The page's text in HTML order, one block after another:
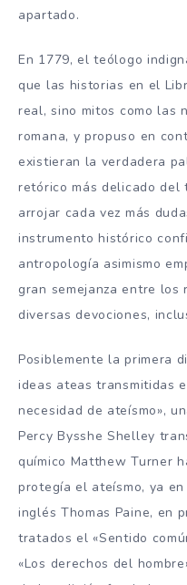
apartado.
En 1779, el teólogo
que las historias en el
real, sino mitos como las
romana, y propuso en
existieran la verdadera
retórico más delicado del
arrojar cada vez más
instrumento histórico
antropología asimismo
gran semejanza entre
diversas devociones,
Posiblemente la primera
ideas ateas transmitidas
necesidad de ateísmo»,
Percy Bysshe Shelley
químico Matthew Turner
protegía el ateísmo, ya
inglés Thomas Paine, en
tratados el «Sentido
«Los derechos del